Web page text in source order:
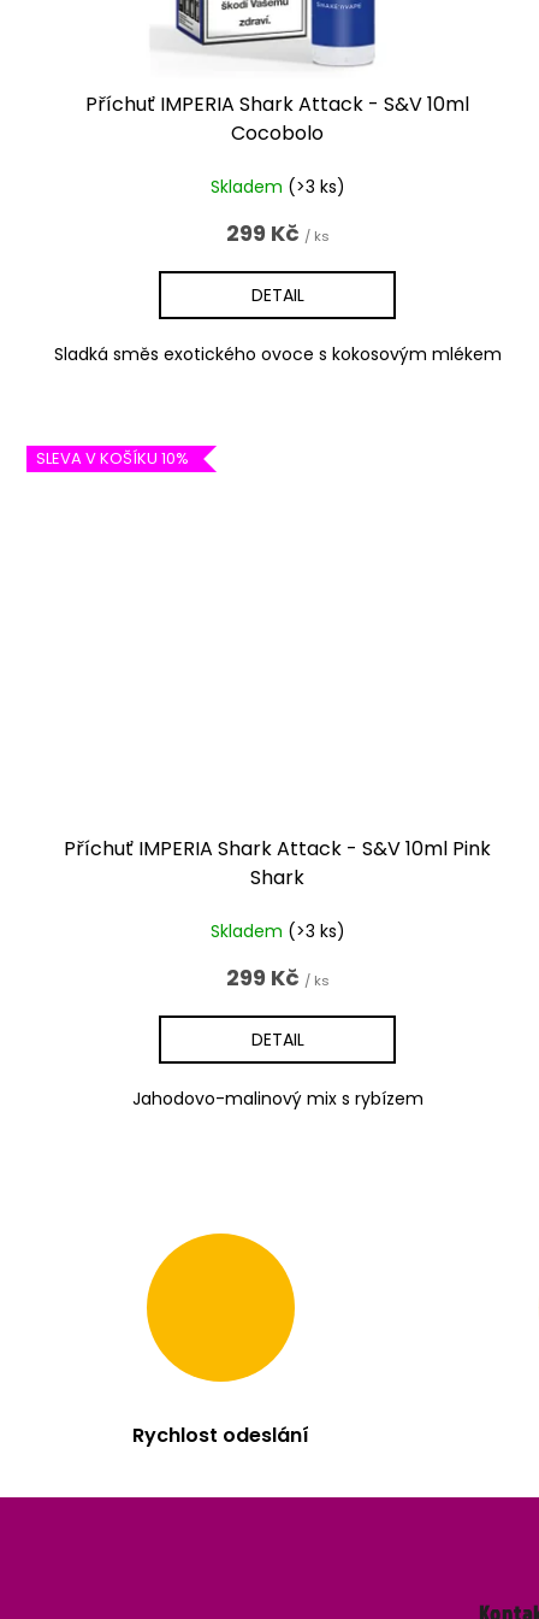
Příchuť IMPERIA Shark Attack - S&V 10ml
Cocobolo
Skladem (>3 ks)
299 Kč / ks
DETAIL
Sladká směs exotického ovoce s kokosovým mlékem
SLEVA V KOŠÍKU 10%
Příchuť IMPERIA Shark Attack - S&V 10ml Pink
Shark
Skladem (>3 ks)
299 Kč / ks
DETAIL
Jahodovo-malinový mix s rybízem
Rychlost odeslání